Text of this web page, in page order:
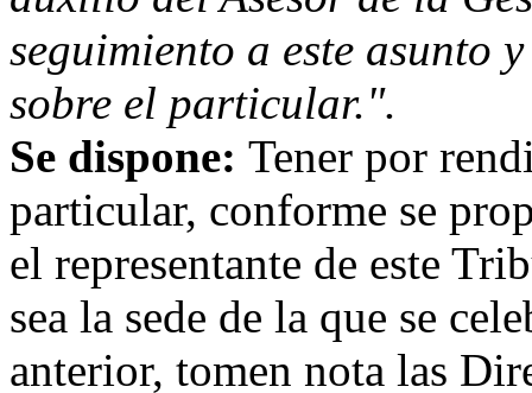
seguimiento a este asunto
sobre el particular.".
Se dispone: Tener por
particular, conforme se
el representante de este
sea la sede de la que se
anterior, tomen nota las